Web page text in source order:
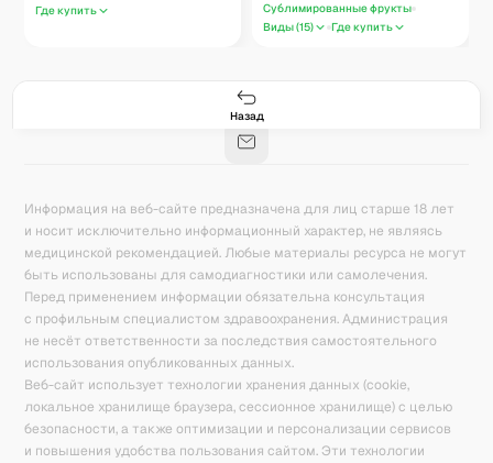
Где купить
Сублимированные фрукты
Виды (15) Где купить
Назад
171
Калькулятор калорий
Информация на веб-сайте предназначена для лиц старше 18 лет
и носит исключительно информационный характер, не являясь
медицинской рекомендацией. Любые материалы ресурса не могут
быть использованы для самодиагностики или самолечения.
Перед применением информации обязательна консультация
с профильным специалистом здравоохранения. Администрация
не несёт ответственности за последствия самостоятельного
использования опубликованных данных.
Веб-сайт использует технологии хранения данных (cookie,
локальное хранилище браузера, сессионное хранилище) с целью
безопасности, а также оптимизации и персонализации сервисов
и повышения удобства пользования сайтом. Эти технологии